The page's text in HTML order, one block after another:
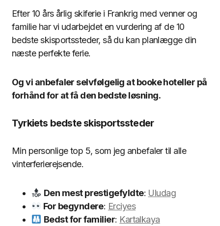
Efter 10 års årlig skiferie i Frankrig med venner og
familie har vi udarbejdet en vurdering af de 10
bedste skisportssteder, så du kan planlægge din
næste perfekte ferie.
Og vi anbefaler selvfølgelig at booke hoteller på
forhånd for at få den bedste løsning.
Tyrkiets bedste skisportssteder
Min personlige top 5, som jeg anbefaler til alle
vinterferierejsende.
Den mest prestigefyldte: Uludag
For begyndere: Erciyes
Bedst for familier: Kartalkaya